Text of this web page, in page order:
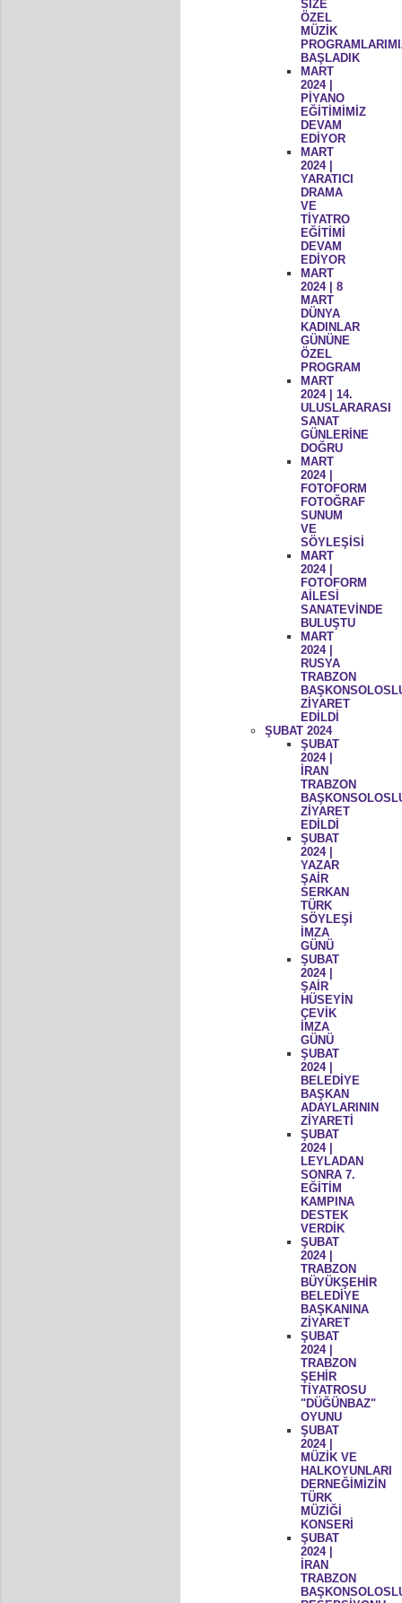
SİZE
ÖZEL
MÜZİK
BAŞLADIK
MART
2024 |
PİYANO
EĞİTİMİMİZ
DEVAM
EDİYOR
MART
2024 |
YARATICI
DRAMA
VE
TİYATRO
EĞİTİMİ
DEVAM
EDİYOR
MART
2024 | 8
MART
DÜNYA
KADINLAR
GÜNÜNE
ÖZEL
PROGRAM
MART
2024 | 14.
ULUSLARARASI
SANAT
GÜNLERİNE
DOĞRU
MART
2024 |
FOTOFORM
FOTOĞRAF
SUNUM
VE
SÖYLEŞİSİ
MART
2024 |
FOTOFORM
AİLESİ
SANATEVİNDE
BULUŞTU
MART
2024 |
RUSYA
TRABZON
ZİYARET
EDİLDİ
ŞUBAT 2024
ŞUBAT
2024 |
İRAN
TRABZON
ZİYARET
EDİLDİ
ŞUBAT
2024 |
YAZAR
ŞAİR
SERKAN
TÜRK
SÖYLEŞİ
İMZA
GÜNÜ
ŞUBAT
2024 |
ŞAİR
HÜSEYİN
ÇEVİK
İMZA
GÜNÜ
ŞUBAT
2024 |
BELEDİYE
BAŞKAN
ADAYLARININ
ZİYARETİ
ŞUBAT
2024 |
LEYLADAN
SONRA 7.
EĞİTİM
KAMPINA
DESTEK
VERDİK
ŞUBAT
2024 |
TRABZON
BÜYÜKŞEHİR
BELEDİYE
BAŞKANINA
ZİYARET
ŞUBAT
2024 |
TRABZON
ŞEHİR
TİYATROSU
"DÜĞÜNBAZ"
OYUNU
ŞUBAT
2024 |
MÜZİK VE
HALKOYUNLARI
DERNEĞİMİZİN
TÜRK
MÜZİĞİ
KONSERİ
ŞUBAT
2024 |
İRAN
TRABZON